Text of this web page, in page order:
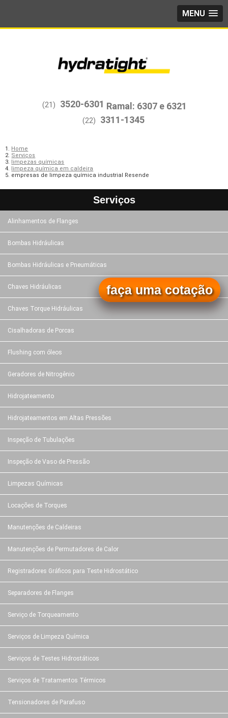
MENU
(21) 3520-6301
(22) 3311-1345
Home
Serviços
limpezas químicas
limpeza química em caldeira
empresas de limpeza química industrial Resende
Serviços
Alinhamentos de Flanges
Bombas Hidráulicas
Bombas Hidráulicas e Pneumáticas
Chaves Hidráulicas
Chaves Torque Hidráulicas
Cisalhadoras de Porcas
Flushing com óleos
Geradores de Nitrogênio
Hidrojateamento
Hidrojateamentos em Altas Pressões
Inspeção de Tubulações
Inspeção de Vaso de Pressão
Limpezas Químicas
Locações de Torques
Manutenções de Caldeiras
Manutenções de Permutadores de Calor
Registradores Gráficos para Teste Hidrostático
Separadores de Flanges
Serviço de Torqueamento
Serviços de Limpeza Química
Serviços de Testes Hidrostáticos
Serviços de Tratamentos Térmicos
Tensionadores de Parafuso
faça uma cotação